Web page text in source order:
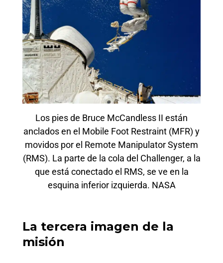
Los pies de Bruce McCandless II están
anclados en el Mobile Foot Restraint (MFR) y
movidos por el Remote Manipulator System
(RMS). La parte de la cola del Challenger, a la
que está conectado el RMS, se ve en la
esquina inferior izquierda. NASA
La tercera imagen de la
misión